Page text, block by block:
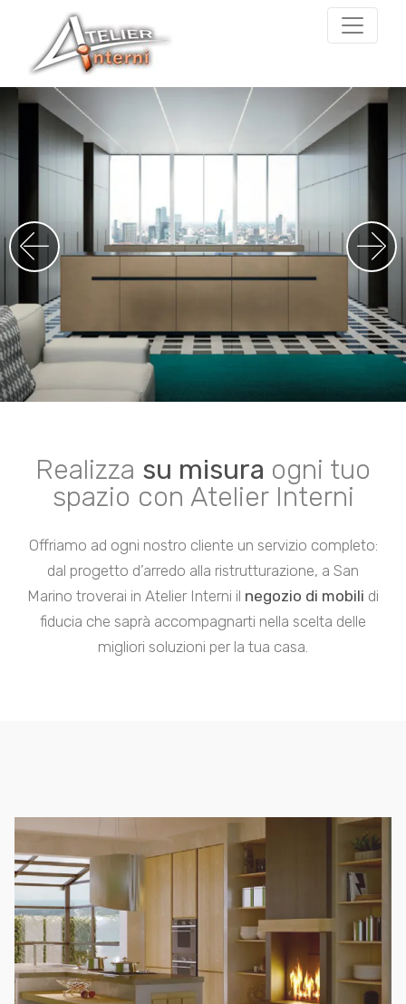
Realizza su misura ogni tuo
spazio con Atelier Interni
Offriamo ad ogni nostro cliente un servizio completo:
dal progetto d’arredo alla ristrutturazione, a San
Marino troverai in Atelier Interni il negozio di mobili di
fiducia che saprà accompagnarti nella scelta delle
migliori soluzioni per la tua casa.